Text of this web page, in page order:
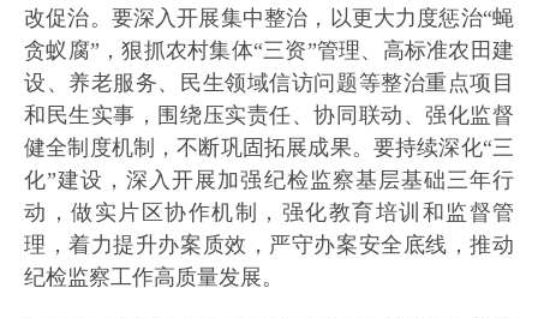
改促治。要深入开展集中整治，以更大力度惩治“蝇
贪蚁腐”，狠抓农村集体“三资”管理、高标准农田建
设、养老服务、民生领域信访问题等整治重点项目
和民生实事，围绕压实责任、协同联动、强化监督
健全制度机制，不断巩固拓展成果。要持续深化“三
化”建设，深入开展加强纪检监察基层基础三年行
动，做实片区协作机制，强化教育培训和监督管
理，着力提升办案质效，严守办案安全底线，推动
纪检监察工作高质量发展。